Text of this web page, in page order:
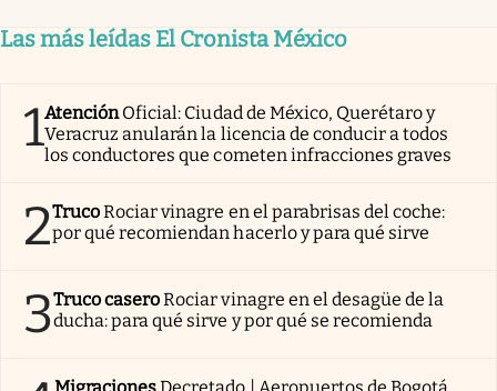
Las más leídas El Cronista México
1AtenciónOficial: Ciudad de México, Querétaro y
Veracruz anularán la licencia de conducir a todos
los conductores que cometen infracciones graves
2TrucoRociar vinagre en el parabrisas del coche:
por qué recomiendan hacerlo y para qué sirve
3Truco caseroRociar vinagre en el desagüe de la
ducha: para qué sirve y por qué se recomienda